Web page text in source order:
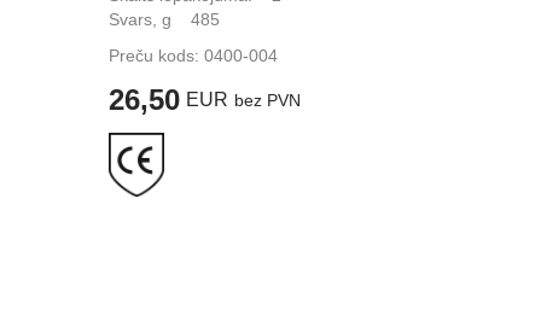
Svars, g 485
Preču kods: 0400-004
26,50 EUR bez PVN